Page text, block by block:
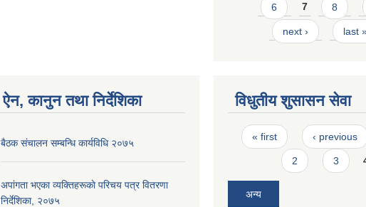
6 7 8
next › last
ऐन, कानुन तथा निर्देशिका
बैठक संचालन सम्बन्धि कार्यविधि २०७५
अपांगता भएका व्यक्तिहरूकाे परिचय पत्र वितरणा
निर्देशिका, २०७५
विधुतीय शुसासन सेवा
Pages
« first ‹ previous
2 3
अन्य